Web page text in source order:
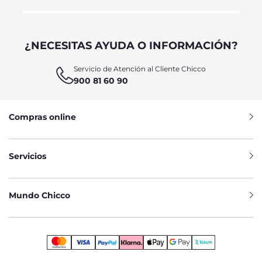
¿NECESITAS AYUDA O INFORMACIÓN?
Servicio de Atención al Cliente Chicco
900 81 60 90
Compras online
Servicios
Mundo Chicco